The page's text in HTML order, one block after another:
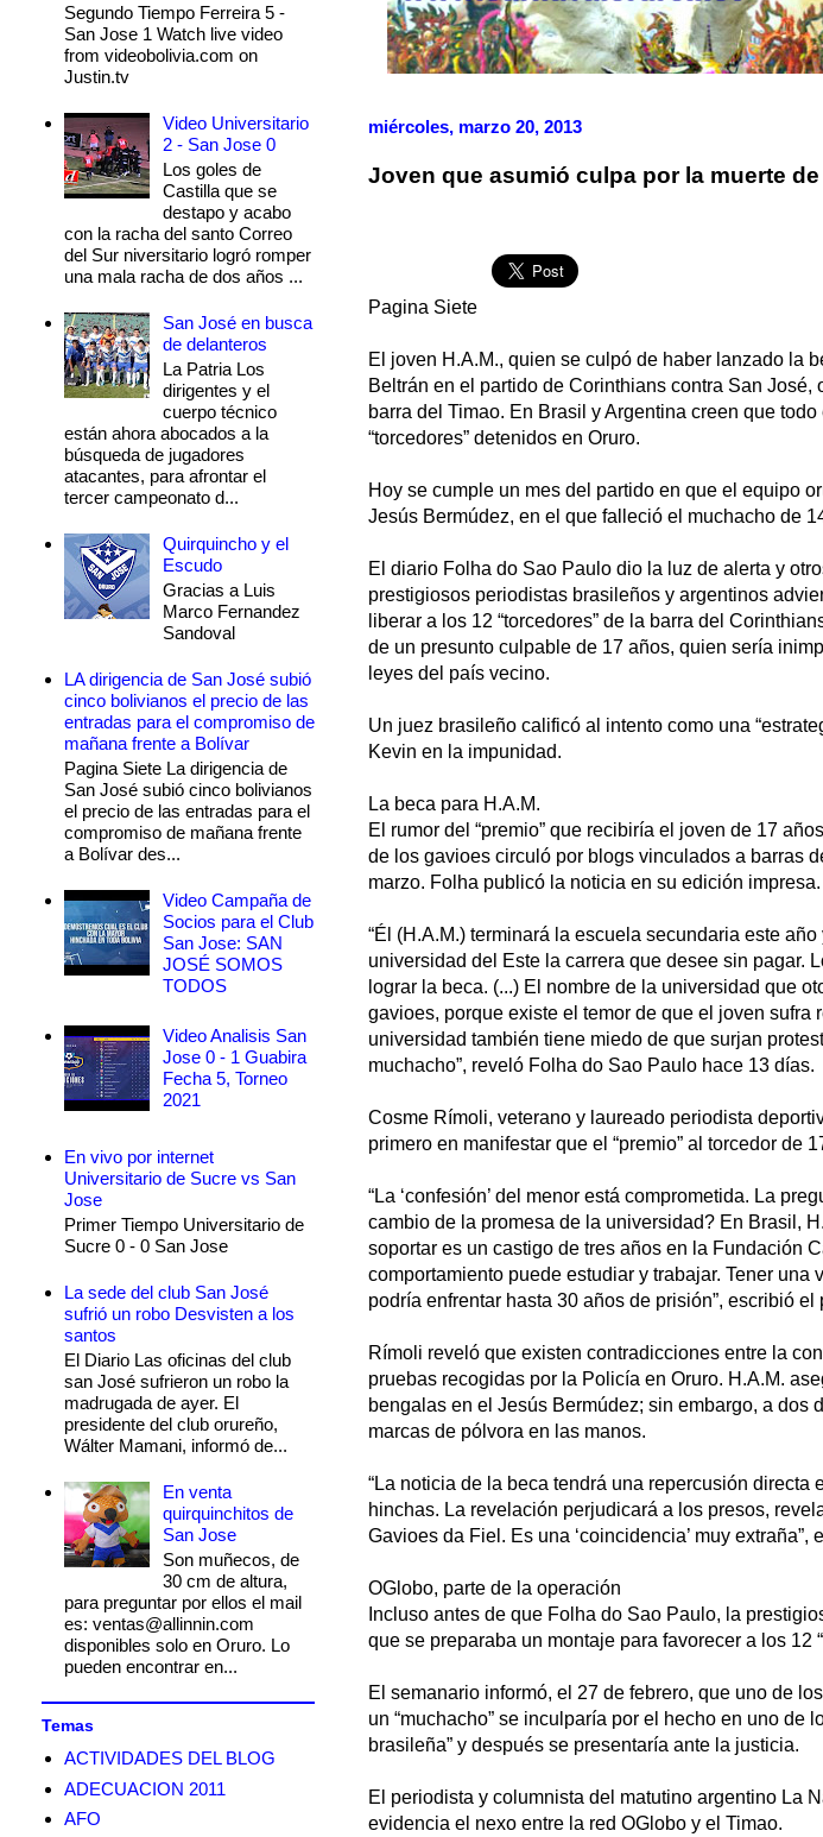
miércoles, marzo 20, 2013
Joven que asumió culpa por la muerte
Pagina Siete
El joven H.A.M., quien se culpó de haber lanzado la
Beltrán en el partido de Corinthians contra San
barra del Timao. En Brasil y Argentina creen que
“torcedores” detenidos en Oruro.
Hoy se cumple un mes del partido en que el equipo
Jesús Bermúdez, en el que falleció el muchacho de
El diario Folha do Sao Paulo dio la luz de alerta y
prestigiosos periodistas brasileños y argentinos
liberar a los 12 “torcedores” de la barra del
de un presunto culpable de 17 años, quien sería
leyes del país vecino.
Un juez brasileño calificó al intento como una
Kevin en la impunidad.
La beca para H.A.M.
El rumor del “premio” que recibiría el joven de 17
de los gavioes circuló por blogs vinculados a barras
marzo. Folha publicó la noticia en su edición impresa.
“Él (H.A.M.) terminará la escuela secundaria este
universidad del Este la carrera que desee sin pagar.
lograr la beca. (...) El nombre de la universidad que
gavioes, porque existe el temor de que el joven sufra
universidad también tiene miedo de que surjan
muchacho”, reveló Folha do Sao Paulo hace 13 días.
Cosme Rímoli, veterano y laureado periodista
primero en manifestar que el “premio” al torcedor de
“La ‘confesión’ del menor está comprometida. La
cambio de la promesa de la universidad? En Brasil,
soportar es un castigo de tres años en la Fundación
comportamiento puede estudiar y trabajar. Tener
podría enfrentar hasta 30 años de prisión”, escribió
Rímoli reveló que existen contradicciones entre la
pruebas recogidas por la Policía en Oruro. H.A.M.
bengalas en el Jesús Bermúdez; sin embargo, a dos
marcas de pólvora en las manos.
“La noticia de la beca tendrá una repercusión directa
hinchas. La revelación perjudicará a los presos,
Gavioes da Fiel. Es una ‘coincidencia’ muy extraña”,
OGlobo, parte de la operación
Incluso antes de que Folha do Sao Paulo, la
que se preparaba un montaje para favorecer a los 12
El semanario informó, el 27 de febrero, que uno de
un “muchacho” se inculparía por el hecho en uno de
brasileña” y después se presentaría ante la justicia.
El periodista y columnista del matutino argentino La
evidencia el nexo entre la red OGlobo y el Timao.
Segundo Tiempo Ferreira 5 -
San Jose 1 Watch live video
from videobolivia.com on
Justin.tv
Video Universitario
2 - San Jose 0
Los goles de
Castilla que se
destapo y acabo
con la racha del santo Correo
del Sur niversitario logró romper
una mala racha de dos años ...
San José en busca
de delanteros
La Patria Los
dirigentes y el
cuerpo técnico
están ahora abocados a la
búsqueda de jugadores
atacantes, para afrontar el
tercer campeonato d...
Quirquincho y el
Escudo
Gracias a Luis
Marco Fernandez
Sandoval
LA dirigencia de San José subió
cinco bolivianos el precio de las
entradas para el compromiso de
mañana frente a Bolívar
Pagina Siete La dirigencia de
San José subió cinco bolivianos
el precio de las entradas para el
compromiso de mañana frente
a Bolívar des...
Video Campaña de
Socios para el Club
San Jose: SAN
JOSÉ SOMOS
TODOS
Video Analisis San
Jose 0 - 1 Guabira
Fecha 5, Torneo
2021
En vivo por internet
Universitario de Sucre vs San
Jose
Primer Tiempo Universitario de
Sucre 0 - 0 San Jose
La sede del club San José
sufrió un robo Desvisten a los
santos
El Diario Las oficinas del club
san José sufrieron un robo la
madrugada de ayer. El
presidente del club orureño,
Wálter Mamani, informó de...
En venta
quirquinchitos de
San Jose
Son muñecos, de
30 cm de altura,
para preguntar por ellos el mail
es: ventas@allinnin.com
disponibles solo en Oruro. Lo
pueden encontrar en...
Temas
ACTIVIDADES DEL BLOG
ADECUACION 2011
AFO